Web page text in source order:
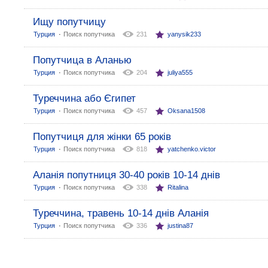
Ищу попутчицу
Турция Поиск попутчика 231 yanysik233
Попутчица в Аланью
Турция Поиск попутчика 204 juliya555
Туреччина або Єгипет
Турция Поиск попутчика 457 Oksana1508
Попутчиця для жінки 65 років
Турция Поиск попутчика 818 yatchenko.victor
Аланія попутниця 30-40 років 10-14 днів
Турция Поиск попутчика 338 Ritalina
Туреччина, травень 10-14 днів Аланія
Турция Поиск попутчика 336 justina87